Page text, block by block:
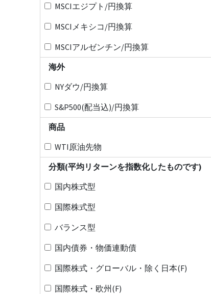
MSCIエジプト/円換算
MSCIメキシコ/円換算
MSCIアルゼンチン/円換算
海外
NYダウ/円換算
S&P500(配当込)/円換算
商品
WTI原油先物
分類(平均リターンを指数化したものです)
国内株式型
国際株式型
バランス型
国内債券・物価連動債
国際株式・グローバル・除く日本(F)
国際株式・欧州(F)